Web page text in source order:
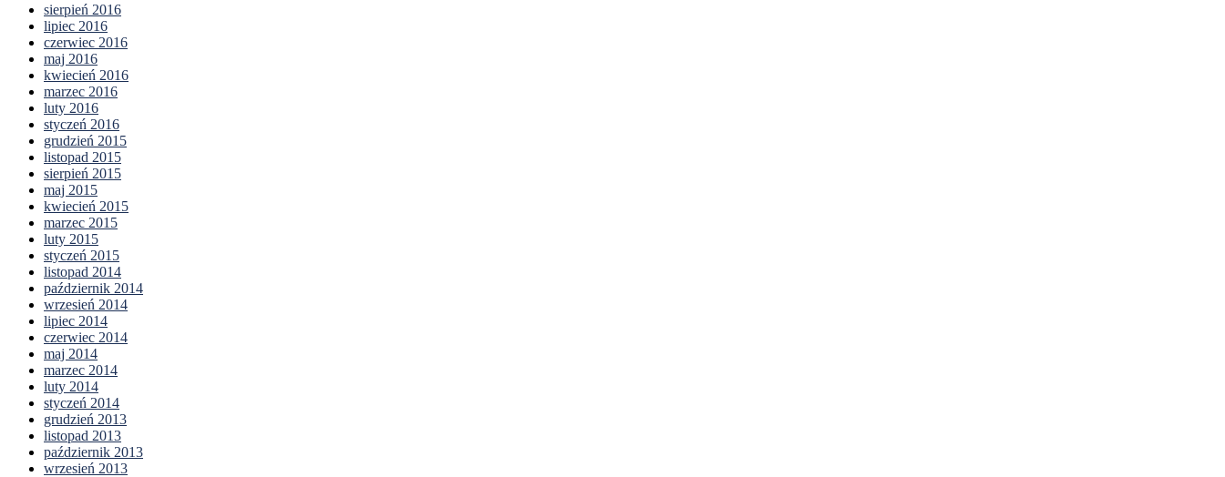
sierpień 2016
lipiec 2016
czerwiec 2016
maj 2016
kwiecień 2016
marzec 2016
luty 2016
styczeń 2016
grudzień 2015
listopad 2015
sierpień 2015
maj 2015
kwiecień 2015
marzec 2015
luty 2015
styczeń 2015
listopad 2014
październik 2014
wrzesień 2014
lipiec 2014
czerwiec 2014
maj 2014
marzec 2014
luty 2014
styczeń 2014
grudzień 2013
listopad 2013
październik 2013
wrzesień 2013